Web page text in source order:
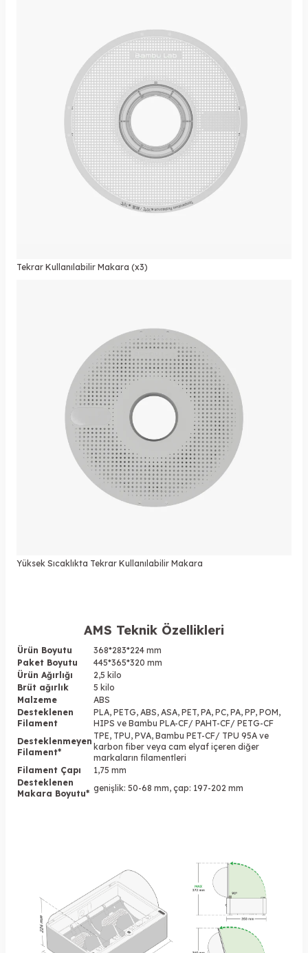
Tekrar Kullanılabilir Makara (x3)
Yüksek Sıcaklıkta Tekrar Kullanılabilir Makara
AMS Teknik Özellikleri
Ürün Boyutu
368*283*224 mm
Paket Boyutu
445*365*320 mm
Ürün Ağırlığı
2,5 kilo
Brüt ağırlık
5 kilo
Malzeme
ABS
Desteklenen
Filament
PLA, PETG, ABS, ASA, PET, PA, PC, PA, PP, POM,
HIPS ve Bambu PLA-CF/ PAHT-CF/ PETG-CF
Desteklenmeyen
Filament*
TPE, TPU, PVA, Bambu PET-CF/ TPU 95A ve
karbon fiber veya cam elyaf içeren diğer
markaların filamentleri
Filament Çapı
1,75 mm
Desteklenen
Makara Boyutu*
genişlik: 50-68 mm, çap: 197-202 mm